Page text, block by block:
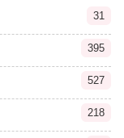
31
395
527
218